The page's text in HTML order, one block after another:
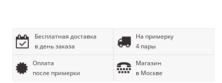
Бесплатная доставка
в день заказа
На примерку
4 пары
Оплата
после примерки
Магазин
в Москве